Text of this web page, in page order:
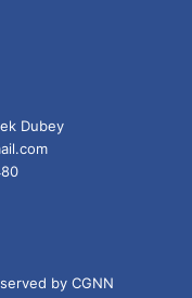
Dubey
by CGNN